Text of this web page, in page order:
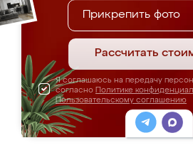
Прикрепить фото
Рассчитать
Я соглашаюсь на передачу
согласно Политике
Пользовательскому соглашению